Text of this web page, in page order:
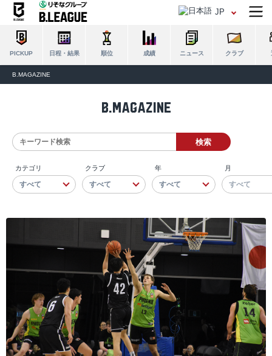
JP
PICKUP 日程・結果 順位 成績 ニュース クラブ
B.MAGAZINE
B.MAGAZINE
カテゴリ クラブ 年 月